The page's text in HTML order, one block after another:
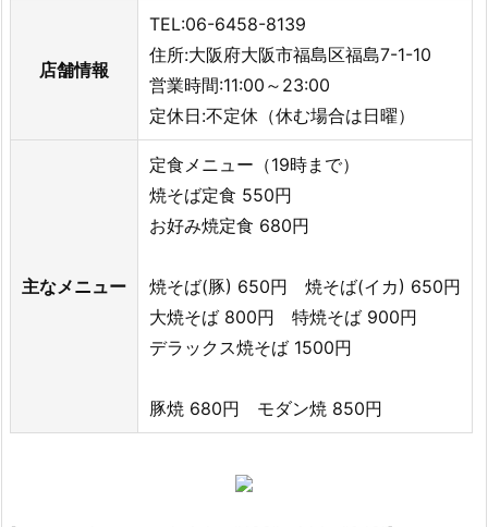
店舗情報
TEL:06-6458-8139
住所:大阪府大阪市福島区福島7-1-10
営業時間:11:00～23:00
定休日:不定休（休む場合は日曜）
主なメニュー
定食メニュー（19時まで）
焼そば定食 550円
お好み焼定食 680円
焼そば(豚) 650円 焼そば(イカ) 650円
大焼そば 800円 特焼そば 900円
デラックス焼そば 1500円
豚焼 680円 モダン焼 850円